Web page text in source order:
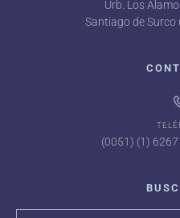
Urb. Los
Santiago de Surco
(0051) (1)